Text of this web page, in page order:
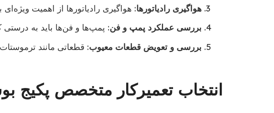
هواگیری رادیاتورها: هواگیری رادیاتورها از اهمیت
بررسی عملکرد پمپ و فن: پمپ‌ها و فن‌ها باید به
بررسی و تعویض قطعات معیوب: قطعاتی مانند
انتخاب تعمیرکار متخصص پکیج